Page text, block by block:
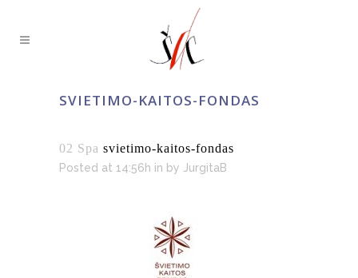
SVIETIMO-KAITOS-FONDAS
02 Spa svietimo-kaitos-fondas
Posted at 14:56h in by JurgitaB